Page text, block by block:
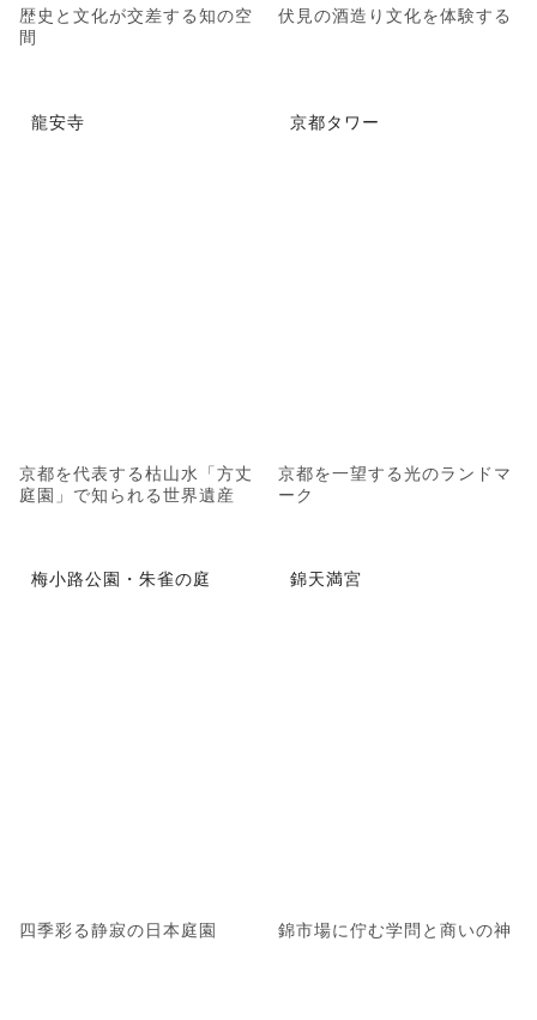
歴史と文化が交差する知の空
間
伏見の酒造り文化を体験する
龍安寺
京都を代表する枯山水「方丈
庭園」で知られる世界遺産
京都タワー
京都を一望する光のランドマ
ーク
梅小路公園・朱雀の庭
四季彩る静寂の日本庭園
錦天満宮
錦市場に佇む学問と商いの神